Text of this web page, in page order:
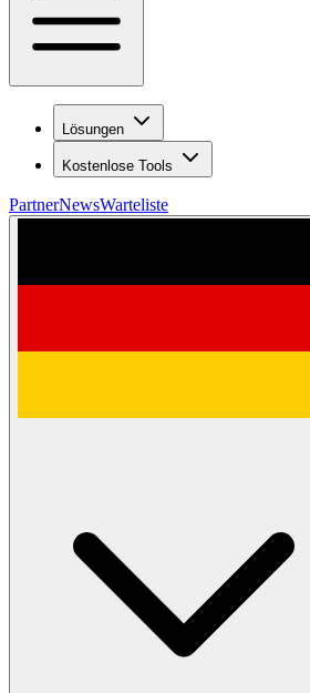
Lösungen
Kostenlose Tools
PartnerNewsWarteliste